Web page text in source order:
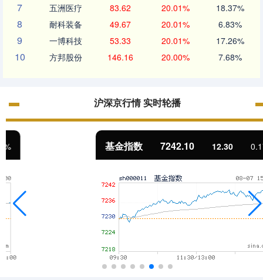
7 五洲医疗 83.62 20.01% 18.37%
8 耐科装备 49.67 20.01% 6.83%
9 一博科技 53.33 20.01% 17.26%
10 方邦股份 146.16 20.00% 7.68%
沪深京行情 实时轮播
7242.10 12.30 0.17%